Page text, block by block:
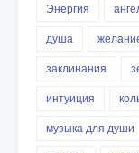
Энергия
душа
заклинания
интуиция
музыка для души